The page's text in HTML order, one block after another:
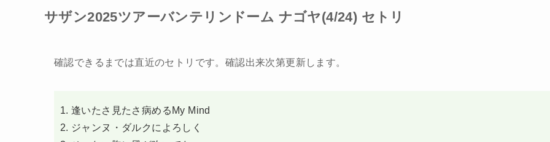
サザン2025ツアーバンテリンドーム ナゴヤ(4/24) セトリ
確認できるまでは直近のセトリです。確認出来次第更新します。
逢いたさ見たさ病めるMy Mind
ジャンヌ・ダルクによろしく